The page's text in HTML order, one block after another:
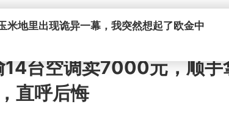
14台空调卖7000元，顺手
直呼后悔